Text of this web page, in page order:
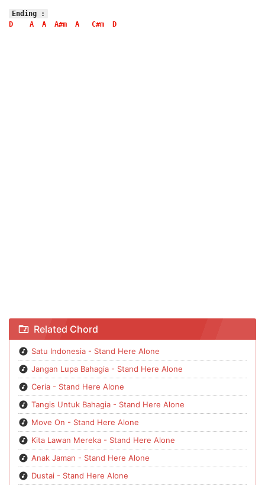
Ending :
D
A A A#m A C#m D
Chord Tertawa - Stand Here Alone
Related Chord
Satu Indonesia - Stand Here Alone
Jangan Lupa Bahagia - Stand Here Alone
Ceria - Stand Here Alone
Tangis Untuk Bahagia - Stand Here Alone
Move On - Stand Here Alone
Kita Lawan Mereka - Stand Here Alone
Anak Jaman - Stand Here Alone
Dustai - Stand Here Alone